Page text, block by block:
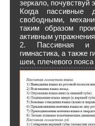
зеркало, почувствуй
Когда пассивные
свободными,
таким образом
активным
2. Пассивная и
гимнастика, а также
шеи, плечевого